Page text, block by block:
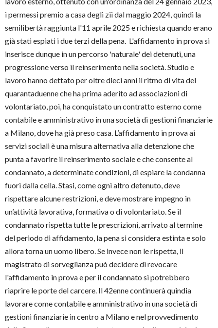
i permessi premio a casa degli zii dal maggio 2024, quindi la
semilibertà raggiunta l'11 aprile 2025 e richiesta quando erano
già stati espiati i due terzi della pena. L'affidamento in prova si
inserisce dunque in un percorso 'naturale' dei detenuti, una
progressione verso il reinserimento nella società. Studio e
lavoro hanno dettato per oltre dieci anni il ritmo di vita del
quarantaduenne che ha prima aderito ad associazioni di
volontariato, poi, ha conquistato un contratto esterno come
contabile e amministrativo in una società di gestioni finanziarie
a Milano, dove ha già preso casa. L’affidamento in prova ai
servizi sociali è una misura alternativa alla detenzione che
punta a favorire il reinserimento sociale e che consente al
condannato, a determinate condizioni, di espiare la condanna
fuori dalla cella. Stasi, come ogni altro detenuto, deve
rispettare alcune restrizioni, e deve mostrare impegno in
un’attività lavorativa, formativa o di volontariato. Se il
condannato rispetta tutte le prescrizioni, arrivato al termine
del periodo di affidamento, la pena si considera estinta e solo
allora torna un uomo libero. Se invece non le rispetta, il
magistrato di sorveglianza può decidere di revocare
l'affidamento in prova e per il condannato si potrebbero
riaprire le porte del carcere. Il 42enne continuerà quindia
lavorare come contabile e amministrativo in una società di
gestioni finanziarie in centro a Milano e nel provvedimento